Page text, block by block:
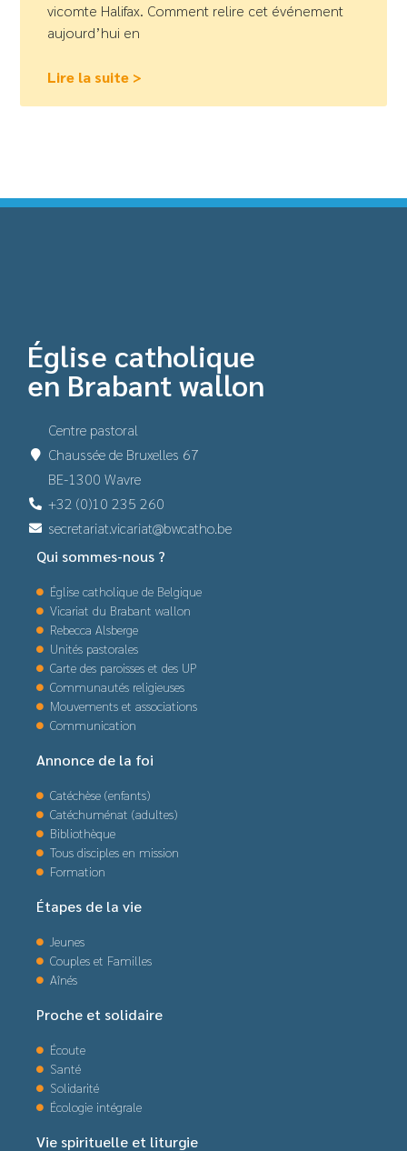
vicomte Halifax. Comment relire cet événement
aujourd’hui en
Lire la suite >
Église catholique
en Brabant wallon
Centre pastoral
Chaussée de Bruxelles 67
BE-1300 Wavre
+32 (0)10 235 260
secretariat.vicariat@bwcatho.be
Qui sommes-nous ?
Église catholique de Belgique
Vicariat du Brabant wallon
Rebecca Alsberge
Unités pastorales
Carte des paroisses et des UP
Communautés religieuses
Mouvements et associations
Communication
Annonce de la foi
Catéchèse (enfants)
Catéchuménat (adultes)
Bibliothèque
Tous disciples en mission
Formation
Étapes de la vie
Jeunes
Couples et Familles
Aînés
Proche et solidaire
Écoute
Santé
Solidarité
Écologie intégrale
Vie spirituelle et liturgie